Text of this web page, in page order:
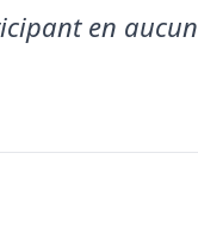
en aucun